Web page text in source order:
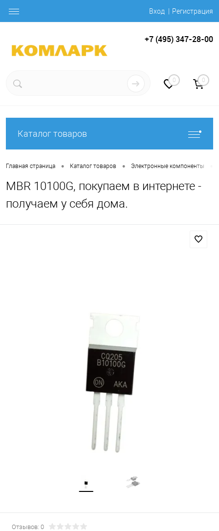
Вход Регистрация
+7 (495) 347-28-00
0 0
Каталог товаров
Главная страница • Каталог товаров • Электронные компоненты
MBR 10100G, покупаем в интернете -
получаем у себя дома.
Отзывов: 0